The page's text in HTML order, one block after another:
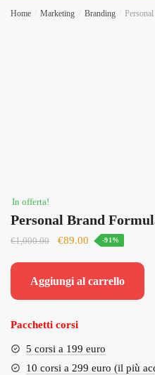
Home Marketing Branding
In offerta!
Personal Brand
€1,000.00
Il
era:
€89.00 Il
è:
-91%
Aggiungi al carrello
Pacchetti corsi
5 corsi a 199 euro
10 corsi a 299 euro (il più